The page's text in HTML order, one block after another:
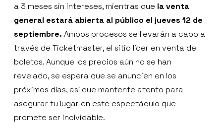
a 3 meses sin intereses, mientras que la venta
general estará abierta al público el jueves 12 de
septiembre. Ambos procesos se llevarán a cabo a
través de Ticketmaster, el sitio líder en venta de
boletos. Aunque los precios aún no se han
revelado, se espera que se anuncien en los
próximos días, así que mantente atento para
asegurar tu lugar en este espectáculo que
promete ser inolvidable.